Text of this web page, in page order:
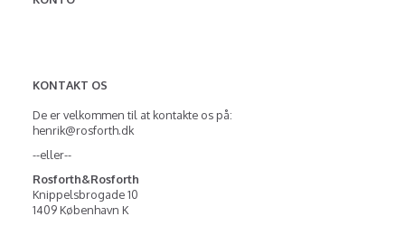
KONTAKT OS
De er velkommen til at kontakte os på:
henrik@rosforth.dk
--eller--
Rosforth&Rosforth
Knippelsbrogade 10
1409 København K